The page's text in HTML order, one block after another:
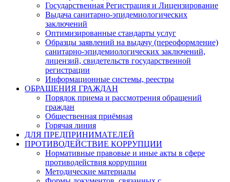
Государственная Регистрация и Лицензирование
Выдача санитарно-эпидемиологических
заключений
Оптимизированные стандарты услуг
Образцы заявлений на выдачу (переоформление)
санитарно-эпидемиологических заключений,
лицензий, свидетельств государственной
регистрации
Информационные системы, реестры
ОБРАЩЕНИЯ ГРАЖДАН
Порядок приема и рассмотрения обращений
граждан
Общественная приёмная
Горячая линия
ДЛЯ ПРЕДПРИНИМАТЕЛЕЙ
ПРОТИВОДЕЙСТВИЕ КОРРУПЦИИ
Нормативные правовые и иные акты в сфере
противодействия коррупции
Методические материалы